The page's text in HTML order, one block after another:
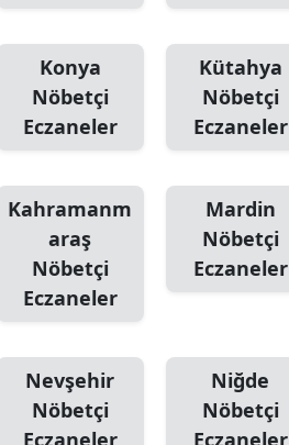
Konya
Nöbetçi
Eczaneler
Kütahya
Nöbetçi
Eczaneler
Kahramanm
araş
Nöbetçi
Eczaneler
Mardin
Nöbetçi
Eczaneler
Nevşehir
Nöbetçi
Eczaneler
Niğde
Nöbetçi
Eczaneler